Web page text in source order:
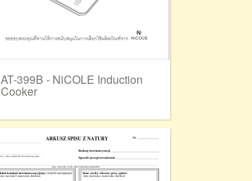
AT-399B - NiCOLE Induction
Cooker